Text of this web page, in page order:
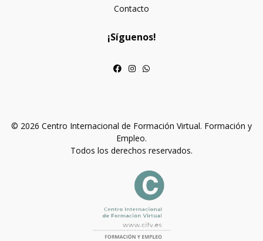
Contacto
¡Síguenos!
© 2026 Centro Internacional de Formación Virtual. Formación y
Empleo.
Todos los derechos reservados.